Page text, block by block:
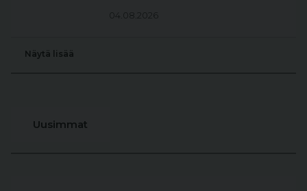
04.08.2026
Näytä lisää
Uusimmat